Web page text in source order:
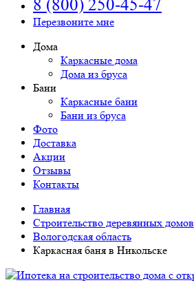
8 (800) 250-45-47
Перезвоните мне
Дома
Каркасные дома
Дома из бруса
Бани
Каркасные бани
Бани из бруса
Фото
Доставка
Акции
Отзывы
Контакты
Главная
Строительство деревянных домов
Вологодская область
Каркасная баня в Никольске